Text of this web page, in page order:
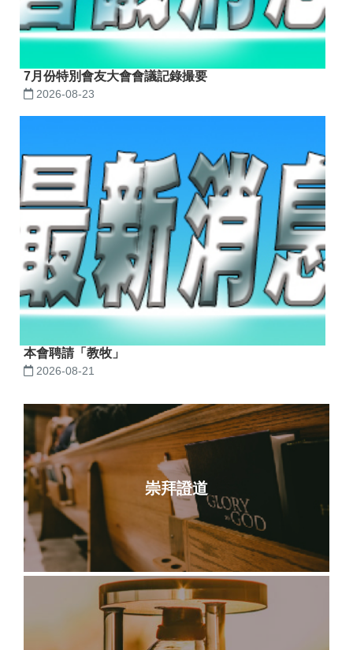
7月份特別會友大會會議記錄撮要
2026-08-23
本會聘請「教牧」
2026-08-21
崇拜證道